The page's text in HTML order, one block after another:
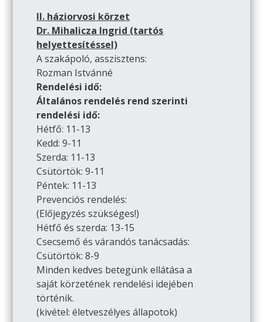
II. háziorvosi körzet
Dr. Mihalicza Ingrid (tartós
helyettesítéssel)
A szakápoló, asszisztens:
Rozman Istvánné
Rendelési idő:
Általános rendelés rend szerinti
rendelési idő:
Hétfő: 11-13
Kedd: 9-11
Szerda: 11-13
Csütörtök: 9-11
Péntek: 11-13
Prevenciós rendelés:
(Előjegyzés szükséges!)
Hétfő és szerda: 13-15
Csecsemő és várandós tanácsadás:
Csütörtök: 8-9
Minden kedves betegünk ellátása a
saját körzetének rendelési idejében
történik.
(kivétel: életveszélyes állapotok)